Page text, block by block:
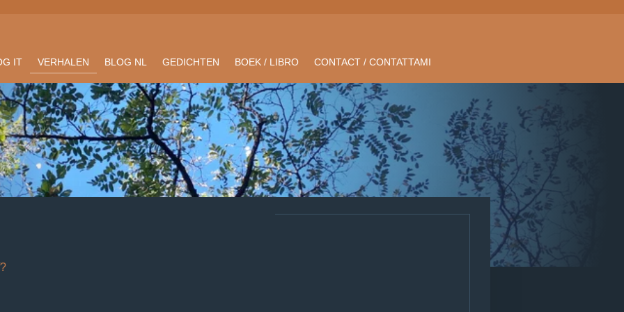
IT VERHALEN BLOG NL GEDICHTEN BOEK / LIBRO CONTACT / CONTATTAMI